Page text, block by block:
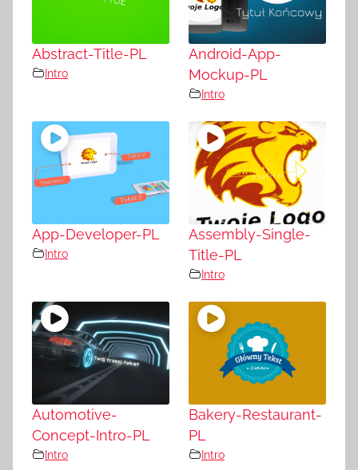
Abstract-Title-PL
Intro
Android-App-
Mockup-PL
Intro
App-Developer-PL
Intro
Assembly-Single-
Title-PL
Intro
Automotive-
Concept-Intro-PL
Intro
Bakery-Restaurant-
PL
Intro